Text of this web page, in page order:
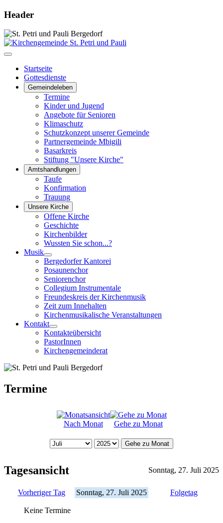
Header
Startseite
Gottesdienste
Gemeindeleben
Termine
Kinder und Jugend
Angebote für Senioren
Klimaschutz
Schutzkonzept unserer Gemeinde
Partnergemeinde Mbigili
Basarkreis
Stiftung "Unsere Kirche"
Amtshandlungen
Taufe
Konfirmation
Trauung
Unsere Kirche
Offene Kirche
Geschichte
Kirchenbilder
Wussten Sie schon...?
Musik
Bergedorfer Kantorei
Posaunenchor
Seniorenchor
Collegium Instrumentale
Freundeskreis der Kirchenmusik
Zeit zum Innehalten
Kirchenmusikalische Veranstaltungen
Kontakt
Kontakteübersicht
PastorInnen
Kirchengemeinderat
Termine
Nach Monat Gehe zu Monat
Gehe zu Monat
Tagesansicht Sonntag, 27. Juli 2025
Vorheriger Tag Sonntag, 27. Juli 2025 Folgetag
Keine Termine